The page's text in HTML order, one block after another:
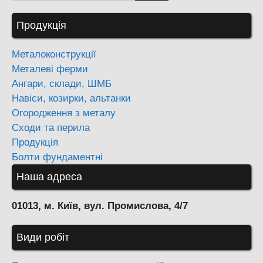
Продукція
Металоконструкції
Металеві ферми
Ангари, склади, ШМБ
Навіси, козирки, альтанки
Огородження з металу
Сходи та перила
Продукція
Болти фундаментні
Наша адреса
01013, м. Київ, вул. Промислова, 4/7
Види робіт